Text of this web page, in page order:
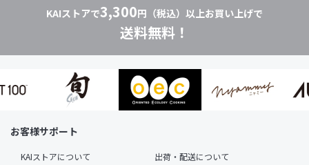
KAIストアで3,300円（税込）以上お買い上げで
送料無料！
お客様サポート
KAIストアについて
出荷・配送について